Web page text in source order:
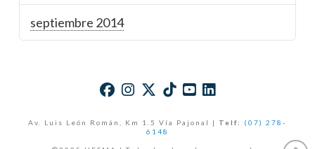
septiembre 2014
Av. Luis León Román, Km 1.5 Vía Pajonal | Telf:
(07) 278-
6148